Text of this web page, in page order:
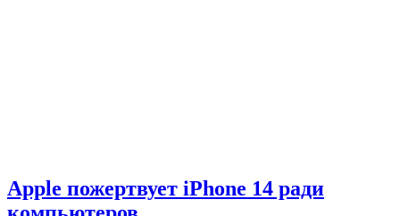
Apple пожертвует iPhone 14 ради